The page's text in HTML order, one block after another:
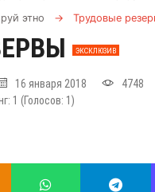
этно → Трудовые
ЭКСКЛЮЗИВ
16 января 2018
4748
1 (Голосов: 1 )